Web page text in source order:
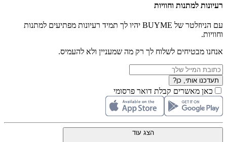
רעיונות למתנות וחוויות
עם הניוזלטר של BUYME יהיו לך תמיד רעיונות מפתיעים למתנות
וחוויות.
אנחנו מבטיחים לשלוח לך רק מה שמעניין ולא להעמיס.
תעדכנו אותי, כן?
כאן מאשרים קבלת דואר פרסומי
הצג עוד